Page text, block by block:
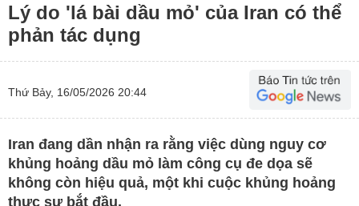
Lý do 'lá bài dầu mỏ' của Iran có thể
phản tác dụng
Thứ Bảy, 16/05/2026 20:44
Iran đang dần nhận ra rằng việc dùng nguy cơ
khủng hoảng dầu mỏ làm công cụ đe dọa sẽ
không còn hiệu quả, một khi cuộc khủng hoảng
thực sự bắt đầu.